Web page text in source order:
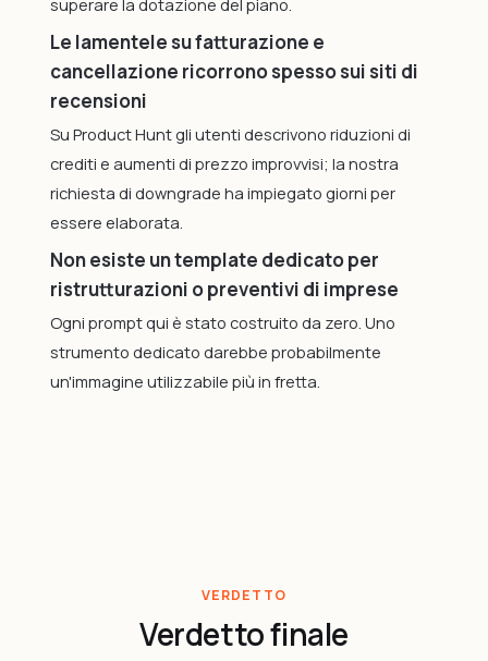
Le lamentele su fatturazione e
cancellazione ricorrono spesso sui siti di
recensioni
Su Product Hunt gli utenti descrivono riduzioni di
crediti e aumenti di prezzo improvvisi; la nostra
richiesta di downgrade ha impiegato giorni per
essere elaborata.
Non esiste un template dedicato per
ristrutturazioni o preventivi di imprese
Ogni prompt qui è stato costruito da zero. Uno
strumento dedicato darebbe probabilmente
un'immagine utilizzabile più in fretta.
VERDETTO
Verdetto finale